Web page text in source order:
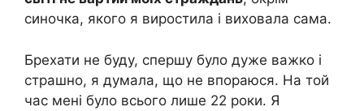
синочка, якого я виростила і виховала сама.
Брехати не буду, спершу було дуже важко і
страшно, я думала, що не впораюся. На той
час мені було всього лише 22 роки. Я